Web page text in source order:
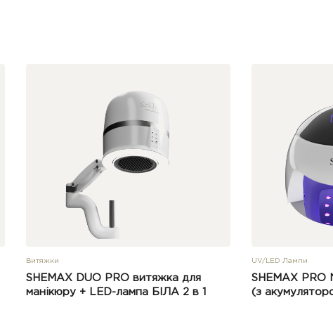
Витяжки
SHEMAX DUO PRO витяжка для
манікюру + LED-лампа БІЛА 2 в 1
UV/LED Лампи
SHEMAX PRO
(з